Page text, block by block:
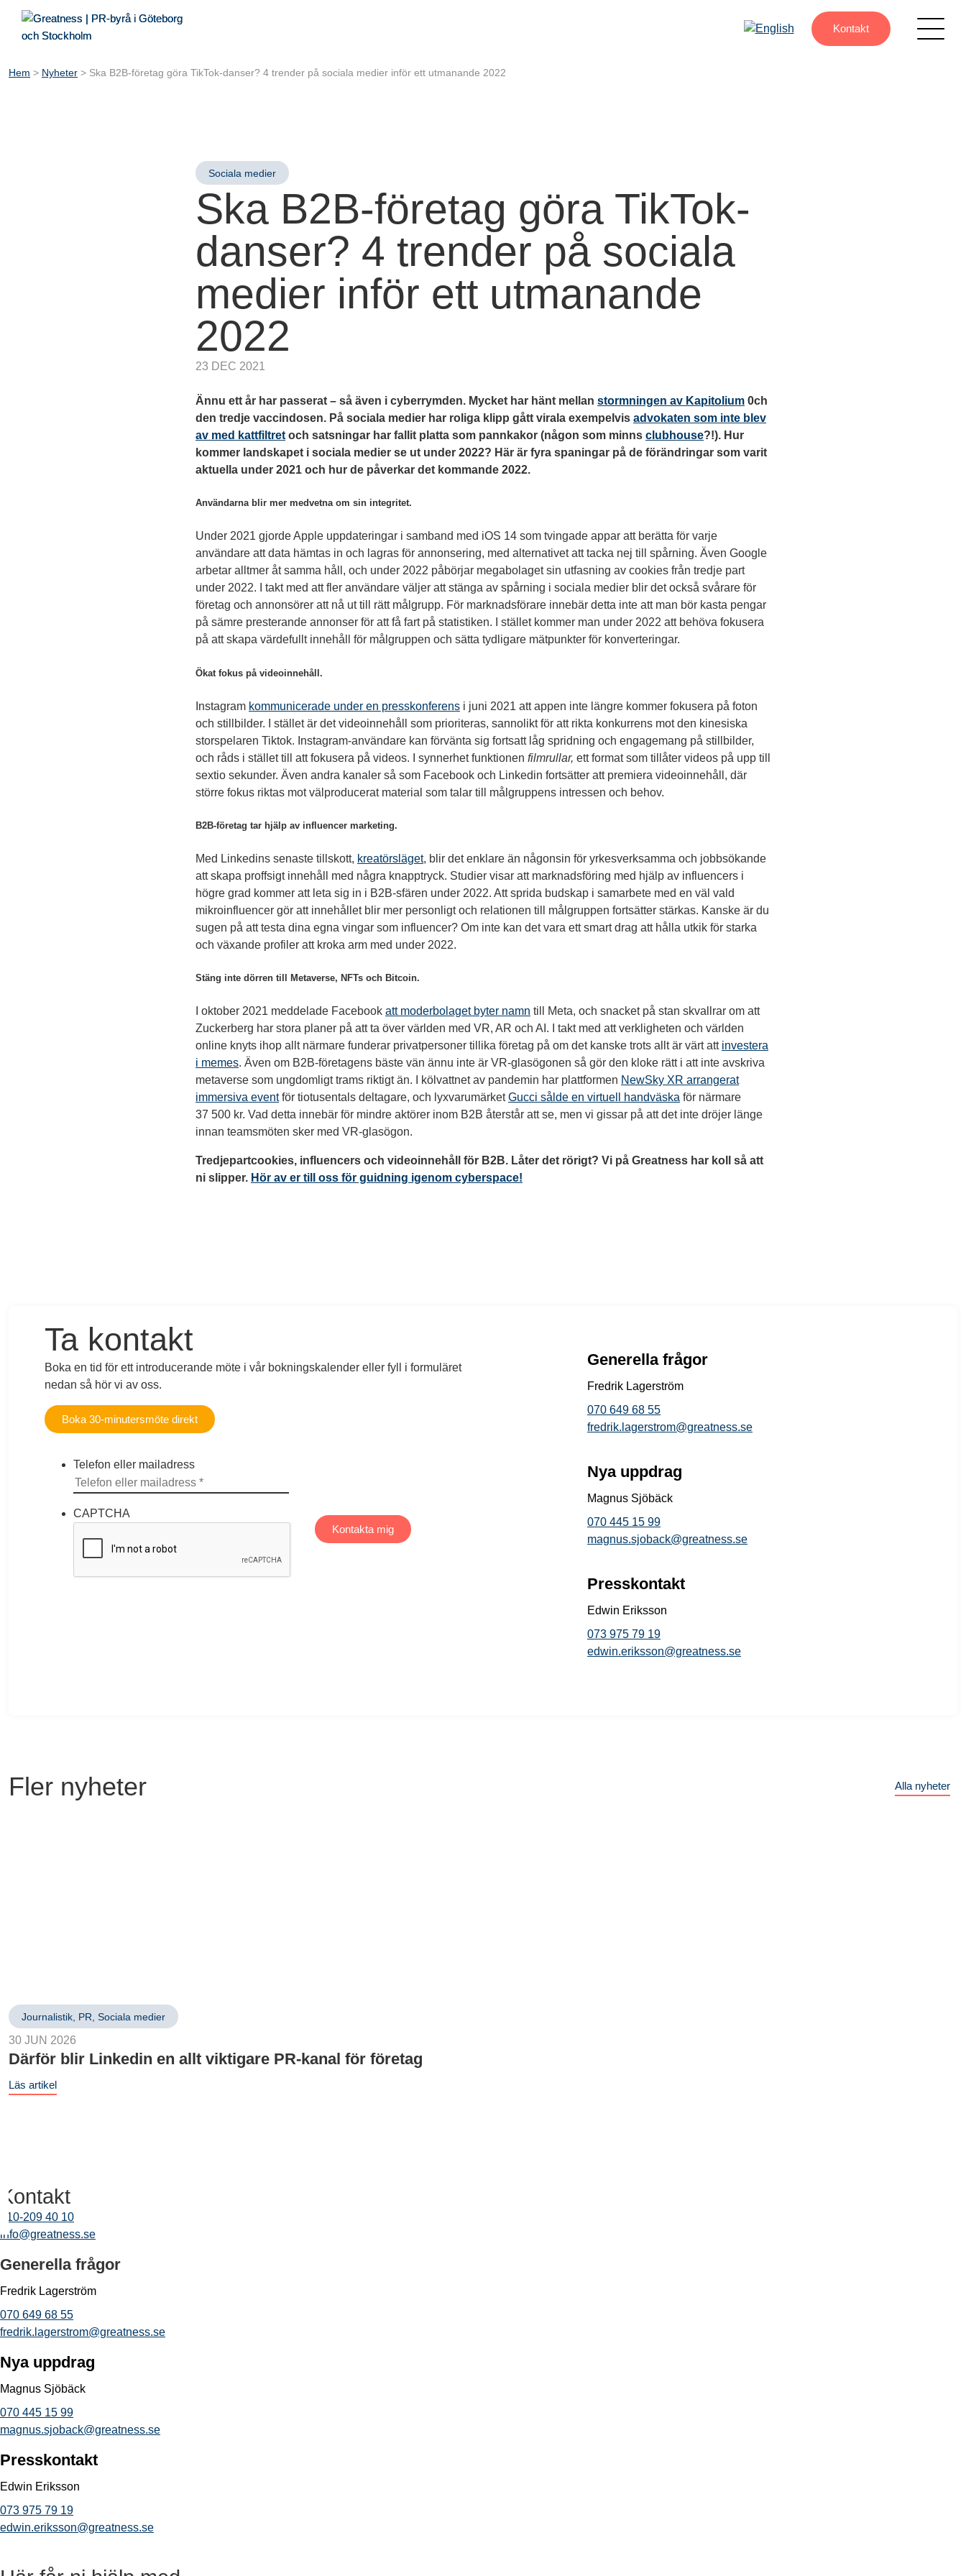
Kontakt
Hem > Nyheter > Ska B2B-företag göra TikTok-danser? 4 trender på sociala medier inför ett utmanande 2022
Sociala medier
Ska B2B-företag göra TikTok-
danser? 4 trender på sociala
medier inför ett utmanande
2022
23 DEC 2021
Ännu ett år har passerat – så även i cyberrymden. Mycket har hänt mellan stormningen av Kapitolium 0ch
den tredje vaccindosen. På sociala medier har roliga klipp gått virala exempelvis advokaten som inte blev
av med kattfiltret och satsningar har fallit platta som pannkakor (någon som minns clubhouse?!). Hur
kommer landskapet i sociala medier se ut under 2022? Här är fyra spaningar på de förändringar som varit
aktuella under 2021 och hur de påverkar det kommande 2022.
Användarna blir mer medvetna om sin integritet.
Under 2021 gjorde Apple uppdateringar i samband med iOS 14 som tvingade appar att berätta för varje
användare att data hämtas in och lagras för annonsering, med alternativet att tacka nej till spårning. Även Google
arbetar alltmer åt samma håll, och under 2022 påbörjar megabolaget sin utfasning av cookies från tredje part
under 2022. I takt med att fler användare väljer att stänga av spårning i sociala medier blir det också svårare för
företag och annonsörer att nå ut till rätt målgrupp. För marknadsförare innebär detta inte att man bör kasta pengar
på sämre presterande annonser för att få fart på statistiken. I stället kommer man under 2022 att behöva fokusera
på att skapa värdefullt innehåll för målgruppen och sätta tydligare mätpunkter för konverteringar.
Ökat fokus på videoinnehåll.
Instagram kommunicerade under en presskonferens i juni 2021 att appen inte längre kommer fokusera på foton
och stillbilder. I stället är det videoinnehåll som prioriteras, sannolikt för att rikta konkurrens mot den kinesiska
storspelaren Tiktok. Instagram-användare kan förvänta sig fortsatt låg spridning och engagemang på stillbilder,
och råds i stället till att fokusera på videos. I synnerhet funktionen filmrullar, ett format som tillåter videos på upp till
sextio sekunder. Även andra kanaler så som Facebook och Linkedin fortsätter att premiera videoinnehåll, där
större fokus riktas mot välproducerat material som talar till målgruppens intressen och behov.
B2B-företag tar hjälp av influencer marketing.
Med Linkedins senaste tillskott, kreatörsläget, blir det enklare än någonsin för yrkesverksamma och jobbsökande
att skapa proffsigt innehåll med några knapptryck. Studier visar att marknadsföring med hjälp av influencers i
högre grad kommer att leta sig in i B2B-sfären under 2022. Att sprida budskap i samarbete med en väl vald
mikroinfluencer gör att innehållet blir mer personligt och relationen till målgruppen fortsätter stärkas. Kanske är du
sugen på att testa dina egna vingar som influencer? Om inte kan det vara ett smart drag att hålla utkik för starka
och växande profiler att kroka arm med under 2022.
Stäng inte dörren till Metaverse, NFTs och Bitcoin.
I oktober 2021 meddelade Facebook att moderbolaget byter namn till Meta, och snacket på stan skvallrar om att
Zuckerberg har stora planer på att ta över världen med VR, AR och AI. I takt med att verkligheten och världen
online knyts ihop allt närmare funderar privatpersoner tillika företag på om det kanske trots allt är värt att investera
i memes. Även om B2B-företagens bäste vän ännu inte är VR-glasögonen så gör den kloke rätt i att inte avskriva
metaverse som ungdomligt trams riktigt än. I kölvattnet av pandemin har plattformen NewSky XR arrangerat
immersiva eventför tiotusentals deltagare, och lyxvarumärketGucci sålde en virtuell handväska för närmare
37 500 kr. Vad detta innebär för mindre aktörer inom B2B återstår att se, men vi gissar på att det inte dröjer länge
innan teamsmöten sker med VR-glasögon.
Tredjepartcookies, influencers och videoinnehåll för B2B. Låter det rörigt? Vi på Greatness har koll så att
ni slipper. Hör av er till oss för guidning igenom cyberspace!
Ta kontakt
Boka en tid för ett introducerande möte i vår bokningskalender eller fyll i formuläret
nedan så hör vi av oss.
Boka 30-minutersmöte direkt
Telefon eller mailadress
CAPTCHA
Kontakta mig
Generella frågor
Fredrik Lagerström
070 649 68 55
fredrik.lagerstrom@greatness.se
Nya uppdrag
Magnus Sjöbäck
070 445 15 99
magnus.sjoback@greatness.se
Presskontakt
Edwin Eriksson
073 975 79 19
edwin.eriksson@greatness.se
Fler nyheter Alla nyheter
Journalistik, PR, Sociala medier
30 JUN 2026
Därför blir Linkedin en allt viktigare PR-kanal för företag
Läs artikel
Kontakt
010-209 40 10
info@greatness.se
Generella frågor
Fredrik Lagerström
070 649 68 55
fredrik.lagerstrom@greatness.se
Nya uppdrag
Magnus Sjöbäck
070 445 15 99
magnus.sjoback@greatness.se
Presskontakt
Edwin Eriksson
073 975 79 19
edwin.eriksson@greatness.se